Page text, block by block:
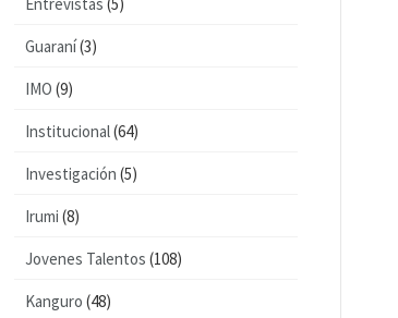
Guaraní(3)
IMO (9)
Institucional(64)
Investigación (5)
Irumi (8)
Jovenes Talentos (108)
Kanguro (48)